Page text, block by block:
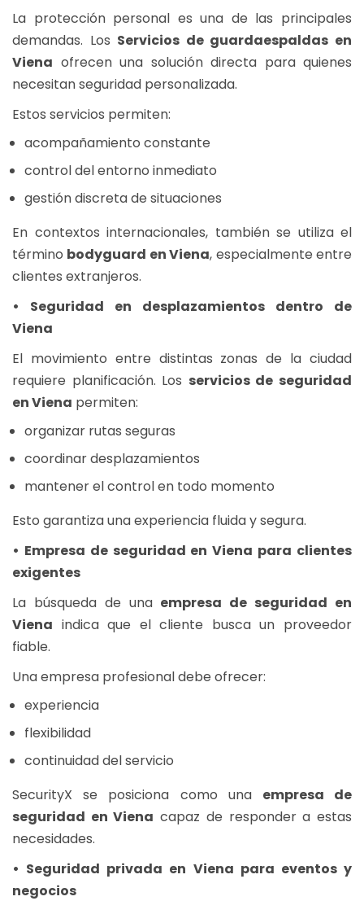
La protección personal es una de las principales
demandas. Los Servicios de guardaespaldas en
Viena ofrecen una solución directa para quienes
necesitan seguridad personalizada.
Estos servicios permiten:
acompañamiento constante
control del entorno inmediato
gestión discreta de situaciones
En contextos internacionales, también se utiliza el
término bodyguard en Viena, especialmente entre
clientes extranjeros.
• Seguridad en desplazamientos dentro de
Viena
El movimiento entre distintas zonas de la ciudad
requiere planificación. Los servicios de seguridad
en Viena permiten:
organizar rutas seguras
coordinar desplazamientos
mantener el control en todo momento
Esto garantiza una experiencia fluida y segura.
• Empresa de seguridad en Viena para clientes
exigentes
La búsqueda de una empresa de seguridad en
Viena indica que el cliente busca un proveedor
fiable.
Una empresa profesional debe ofrecer:
experiencia
flexibilidad
continuidad del servicio
SecurityX se posiciona como una empresa de
seguridad en Viena capaz de responder a estas
necesidades.
• Seguridad privada en Viena para eventos y
negocios